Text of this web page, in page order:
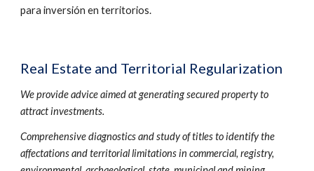
para inversión en territorios.
Real Estate and Territorial Regularization
We provide advice aimed at generating secured property to
attract investments.
Comprehensive diagnostics and study of titles to identify the
affectations and territorial limitations in commercial, registry,